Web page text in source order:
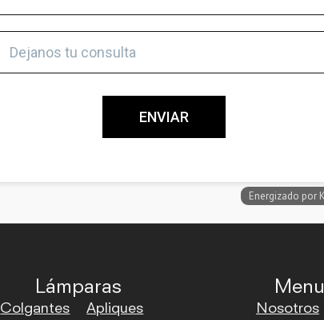
Lámparas
Colgantes Apliques
Menu
Nosotros